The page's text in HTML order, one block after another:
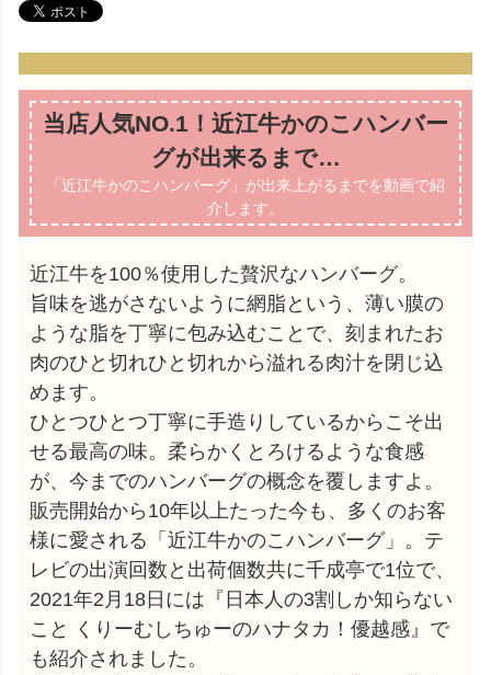
当店人気NO.1！近江牛かのこハンバー
グが出来るまで…
「近江牛かのこハンバーグ」が出来上がるまでを動画で紹
介します。
近江牛を100％使用した贅沢なハンバーグ。
旨味を逃がさないように網脂という、薄い膜の
ような脂を丁寧に包み込むことで、刻まれたお
肉のひと切れひと切れから溢れる肉汁を閉じ込
めます。
ひとつひとつ丁寧に手造りしているからこそ出
せる最高の味。柔らかくとろけるような食感
が、今までのハンバーグの概念を覆しますよ。
販売開始から10年以上たった今も、多くのお客
様に愛される「近江牛かのこハンバーグ」。テ
レビの出演回数と出荷個数共に千成亭で1位で、
2021年2月18日には『日本人の3割しか知らない
こと くりーむしちゅーのハナタカ！優越感』で
も紹介されました。